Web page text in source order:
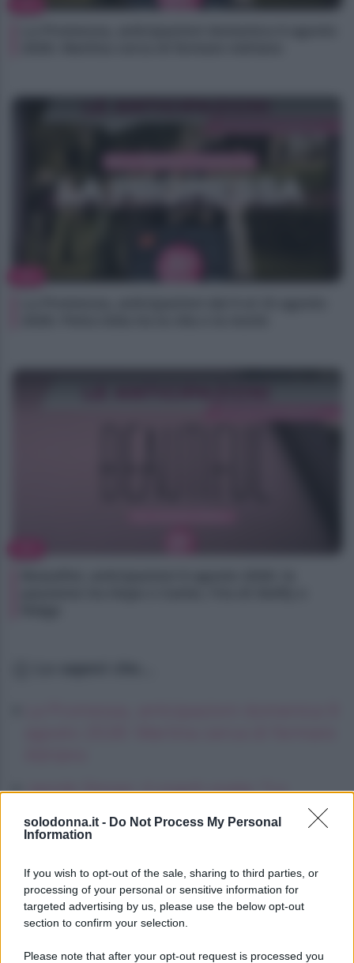
solodonna.it - Do Not Process My Personal
Information
If you wish to opt-out of the sale, sharing to third parties, or
processing of your personal or sensitive information for
targeted advertising by us, please use the below opt-out
section to confirm your selection.
Please note that after your opt-out request is processed you
Jannik Sinner, il coach svela: “Lo
Un Posto al Sole va in pausa: stop dal
10 agosto, ecco quando tornano le
nuove puntate su Rai 3